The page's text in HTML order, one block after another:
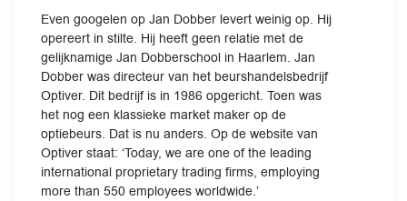
Even googelen op Jan Dobber levert weinig op. Hij
opereert in stilte. Hij heeft geen relatie met de
gelijknamige Jan Dobberschool in Haarlem. Jan
Dobber was directeur van het beurshandelsbedrijf
Optiver. Dit bedrijf is in 1986 opgericht. Toen was
het nog een klassieke market maker op de
optiebeurs. Dat is nu anders. Op de website van
Optiver staat: ‘Today, we are one of the leading
international proprietary trading firms, employing
more than 550 employees worldwide.’